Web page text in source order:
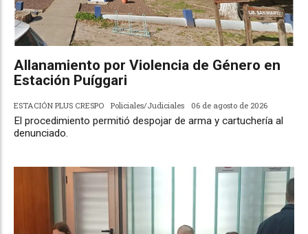
Allanamiento por Violencia de Género en
Estación Puíggari
ESTACIÓN PLUS CRESPO Policiales/Judiciales 06 de agosto de 2026
El procedimiento permitió despojar de arma y cartuchería al
denunciado.